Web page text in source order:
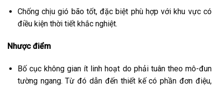
Chống chịu gió bão tốt, đặc biệt phù hợp với khu vực có
điều kiện thời tiết khắc nghiệt.
Nhược điểm
Bố cục không gian ít linh hoạt do phải tuân theo mô-đun
tường ngang. Từ đó dẫn đến thiết kế có phần đơn điệu,